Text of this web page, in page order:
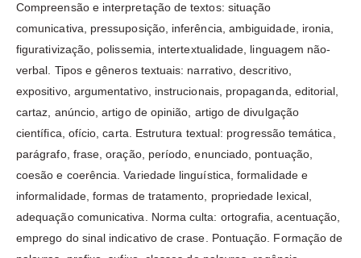
Compreensão e interpretação de textos: situação
comunicativa, pressuposição, inferência, ambiguidade, ironia,
figurativização, polissemia, intertextualidade, linguagem não-
verbal. Tipos e gêneros textuais: narrativo, descritivo,
expositivo, argumentativo, instrucionais, propaganda, editorial,
cartaz, anúncio, artigo de opinião, artigo de divulgação
científica, ofício, carta. Estrutura textual: progressão temática,
parágrafo, frase, oração, período, enunciado, pontuação,
coesão e coerência. Variedade linguística, formalidade e
informalidade, formas de tratamento, propriedade lexical,
adequação comunicativa. Norma culta: ortografia, acentuação,
emprego do sinal indicativo de crase. Pontuação. Formação de